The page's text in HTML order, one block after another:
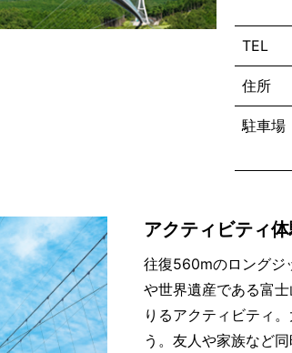
TEL
住所
駐車場
アクティビティ
往復560mのロングジ
や世界遺産である富
りるアクティビティ
う。友人や家族など